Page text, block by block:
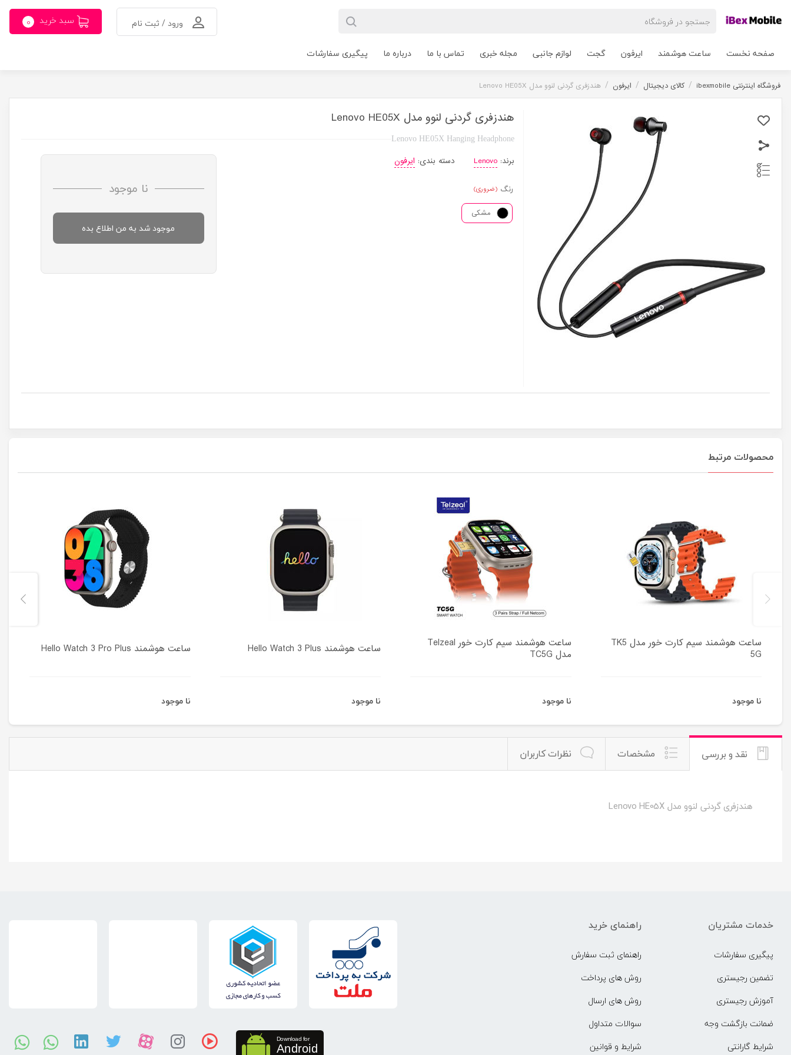
ورود / ثبت نام سبد خرید 0
صفحه نخست ساعت هوشمند ایرفون گجت لوازم جانبی مجله خبری تماس با ما درباره ما پیگیری سفارشات
فروشگاه اینترنتی ibexmobile / کالای دیجیتال / ایرفون / هندزفری گردنی لنوو مدل Lenovo HE05X
هندزفری گردنی لنوو مدل Lenovo HE05X
Lenovo HE05X Hanging Headphone
برند: Lenovo دسته بندی: ایرفون
رنگ (ضروری)
مشکی
نا موجود
محصولات مرتبط
ساعت هوشمند سیم کارت خور مدل TK5
5G
نا موجود
ساعت هوشمند سیم کارت خور Telzeal
مدل TC5G
نا موجود
ساعت هوشمند Hello Watch 3 Plus
نا موجود
ساعت هوشمند Hello Watch 3 Pro Plus
نا موجود
نقد و بررسی مشخصات نظرات کاربران
هندزفری گردنی لنوو مدل Lenovo HE05X
خدمات مشتریان
پیگیری سفارشات
تضمین رجیستری
آموزش رجیستری
ضمانت بازگشت وجه
شرایط گارانتی
راهنمای خرید
راهنمای ثبت سفارش
روش های پرداخت
روش های ارسال
سوالات متداول
شرایط و قوانین